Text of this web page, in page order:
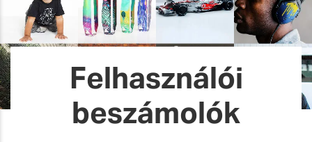
Felhasználói
beszámolók